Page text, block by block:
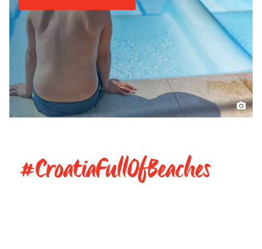
#CroatiaFullOfBeaches